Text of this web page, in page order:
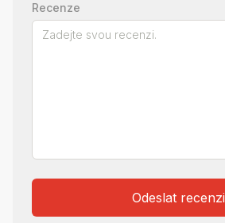
Recenze
Odeslat recenzi